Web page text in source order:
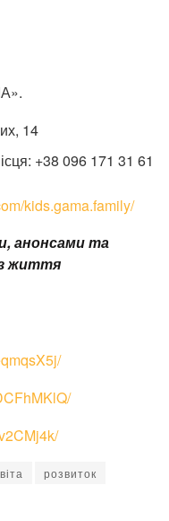
14
+38 096 171 31 61
kids.gama.family/
анонсами та
життя
розвиток